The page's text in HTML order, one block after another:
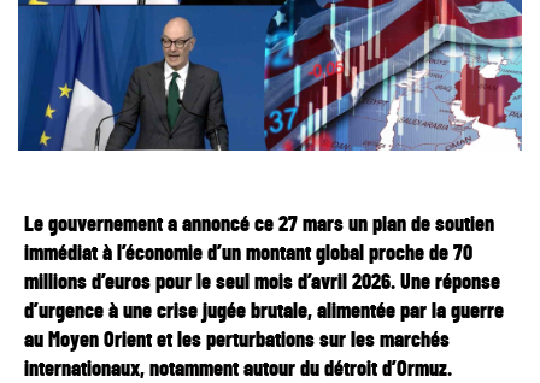
Le gouvernement a annoncé ce 27 mars un plan de soutien
immédiat à l’économie d’un montant global proche de 70
millions d’euros pour le seul mois d’avril 2026. Une réponse
d’urgence à une crise jugée brutale, alimentée par la guerre
au Moyen Orient et les perturbations sur les marchés
internationaux, notamment autour du détroit d’Ormuz.